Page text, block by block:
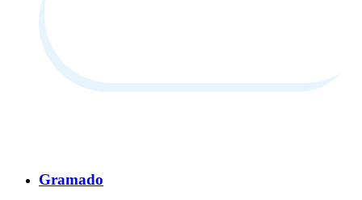
Gramado